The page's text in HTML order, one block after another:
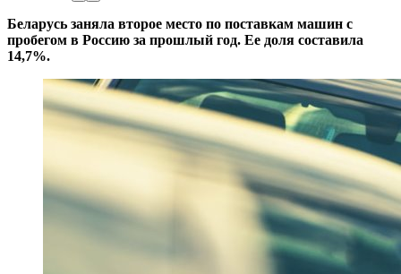
Беларусь заняла второе место по поставкам машин с
пробегом в Россию за прошлый год. Ее доля составила
14,7%.